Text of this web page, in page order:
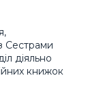
Сестрами
діяльно
книжок